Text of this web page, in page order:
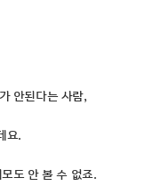
안된다는 사람,
요.
도 안 볼 수 없죠.